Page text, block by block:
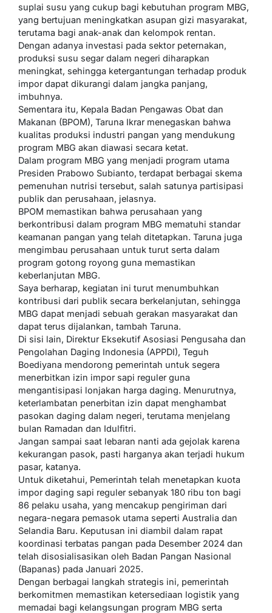
suplai susu yang cukup bagi kebutuhan program MBG,
yang bertujuan meningkatkan asupan gizi masyarakat,
terutama bagi anak-anak dan kelompok rentan.
Dengan adanya investasi pada sektor peternakan,
produksi susu segar dalam negeri diharapkan
meningkat, sehingga ketergantungan terhadap produk
impor dapat dikurangi dalam jangka panjang,
imbuhnya.
Sementara itu, Kepala Badan Pengawas Obat dan
Makanan (BPOM), Taruna Ikrar menegaskan bahwa
kualitas produksi industri pangan yang mendukung
program MBG akan diawasi secara ketat.
Dalam program MBG yang menjadi program utama
Presiden Prabowo Subianto, terdapat berbagai skema
pemenuhan nutrisi tersebut, salah satunya partisipasi
publik dan perusahaan, jelasnya.
BPOM memastikan bahwa perusahaan yang
berkontribusi dalam program MBG mematuhi standar
keamanan pangan yang telah ditetapkan. Taruna juga
mengimbau perusahaan untuk turut serta dalam
program gotong royong guna memastikan
keberlanjutan MBG.
Saya berharap, kegiatan ini turut menumbuhkan
kontribusi dari publik secara berkelanjutan, sehingga
MBG dapat menjadi sebuah gerakan masyarakat dan
dapat terus dijalankan, tambah Taruna.
Di sisi lain, Direktur Eksekutif Asosiasi Pengusaha dan
Pengolahan Daging Indonesia (APPDI), Teguh
Boediyana mendorong pemerintah untuk segera
menerbitkan izin impor sapi reguler guna
mengantisipasi lonjakan harga daging. Menurutnya,
keterlambatan penerbitan izin dapat menghambat
pasokan daging dalam negeri, terutama menjelang
bulan Ramadan dan Idulfitri.
Jangan sampai saat lebaran nanti ada gejolak karena
kekurangan pasok, pasti harganya akan terjadi hukum
pasar, katanya.
Untuk diketahui, Pemerintah telah menetapkan kuota
impor daging sapi reguler sebanyak 180 ribu ton bagi
86 pelaku usaha, yang mencakup pengiriman dari
negara-negara pemasok utama seperti Australia dan
Selandia Baru. Keputusan ini diambil dalam rapat
koordinasi terbatas pangan pada Desember 2024 dan
telah disosialisasikan oleh Badan Pangan Nasional
(Bapanas) pada Januari 2025.
Dengan berbagai langkah strategis ini, pemerintah
berkomitmen memastikan ketersediaan logistik yang
memadai bagi kelangsungan program MBG serta